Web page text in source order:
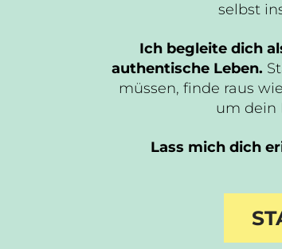
selbst
Ich begleite dich
authentische Leben.
müssen, finde raus
um dein
Lass mich dich